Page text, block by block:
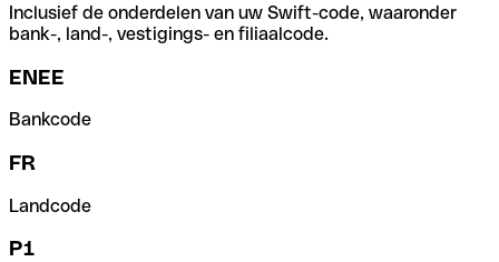
Inclusief de onderdelen van uw Swift-code, waaronder
bank-, land-, vestigings- en filiaalcode.
ENEE
Bankcode
FR
Landcode
P1